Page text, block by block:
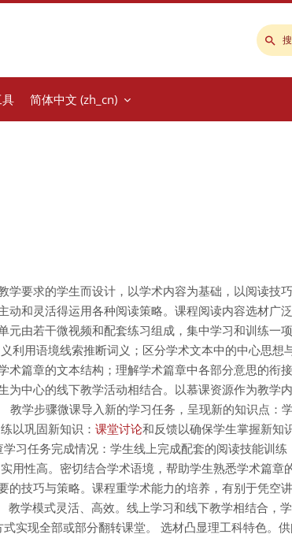
搜
具 简体中文 ‎(zh_cn)‎
学要求的学生而设计，以学术内容为基础，以阅读技
动和灵活得运用各种阅读策略。课程阅读内容选材广
元由若干微视频和配套练习组成，集中学习和训练一
利用语境线索推断词义；区分学术文本中的中心思想
术篇章的文本结构；理解学术篇章中各部分意思的衔
为中心的线下教学活动相结合。以慕课资源作为教学
教学步骤微课导入新的学习任务，呈现新的知识点：
以巩固新知识：课堂讨论和反馈以确保学生掌握新知
习任务完成情况：学生线上完成配套的阅读技能训
用性高。密切结合学术语境，帮助学生熟悉学术篇章
的技巧与策略。课程重学术能力的培养，有别于凭空
教学模式灵活、高效。线上学习和线下教学相结合，
实现全部或部分翻转课堂。 选材凸显理工科特色。